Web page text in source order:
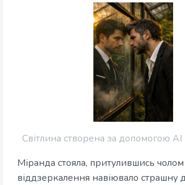
Світлина створена за допомогою AI
Міранда стояла, притулившись чолом
віддзеркалення навіювало страшну